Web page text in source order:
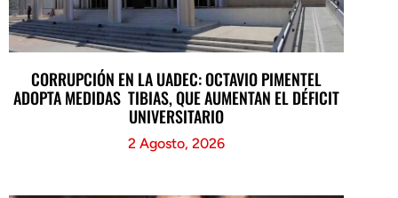
CORRUPCIÓN EN LA UADEC: OCTAVIO PIMENTEL
ADOPTA MEDIDAS TIBIAS, QUE AUMENTAN EL DÉFICIT
UNIVERSITARIO
2 Agosto, 2026